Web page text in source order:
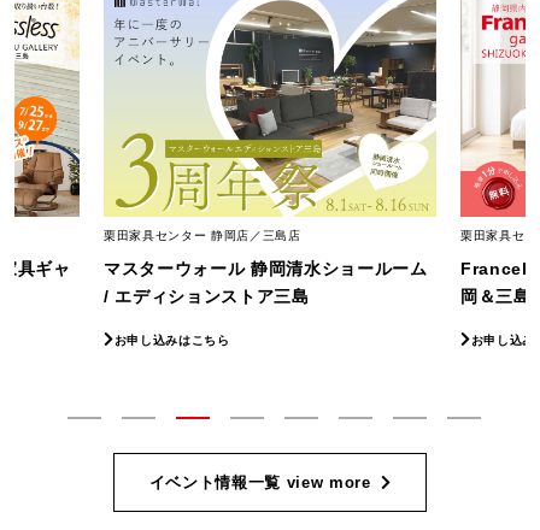
ルーム
栗田家具センター 静岡店／三島店
Francebed フランスベッドギャラリー静
岡＆三島
お申し込みはこちら
栗田家具セ
飛騨産業
カグ
お申し込み
イベント情報一覧 view more